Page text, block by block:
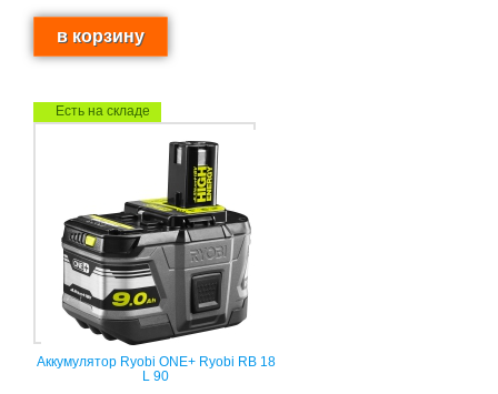
Есть на складе
Аккумулятор Ryobi ONE+ Ryobi RB 18
L 90